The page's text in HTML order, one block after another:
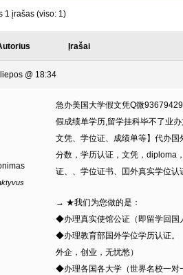
1 įrašas (viso: 1)
Įrašai
@ 18:34
急办美国大学假文凭Q微
假成绩单学历,留学挂科毕不了业
文凭、学位证、成绩单等】代办
分数，学历认证，文凭，diploma
证、、学位证书、囯外真实学位
→ ★我们为您做的是：
◆办理真实使馆公证（即留学回
◆办理教育部国外学位学历认证。
外企，创业，无忧愁）
◆办理各国各大学（世界名校一